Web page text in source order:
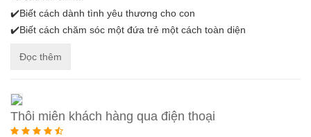
✔️Biết cách dành tình yêu thương cho con
✔️Biết cách chăm sóc một đứa trẻ một cách toàn diện
Đọc thêm
Thôi miên khách hàng qua điện thoại